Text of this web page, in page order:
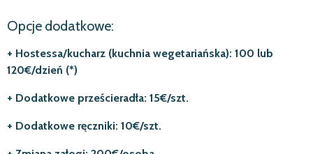
Opcje dodatkowe:
+ Hostessa/kucharz (kuchnia wegetariańska): 100 lub
120€/dzień (*)
+ Dodatkowe prześcieradła: 15€/szt.
+ Dodatkowe ręczniki: 10€/szt.